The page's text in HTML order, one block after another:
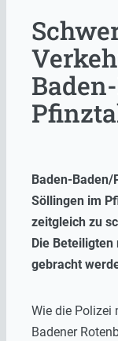
Baden-
Söllingen im
zeitgleich zu
Die
gebracht
Wie die Polizei
Badener